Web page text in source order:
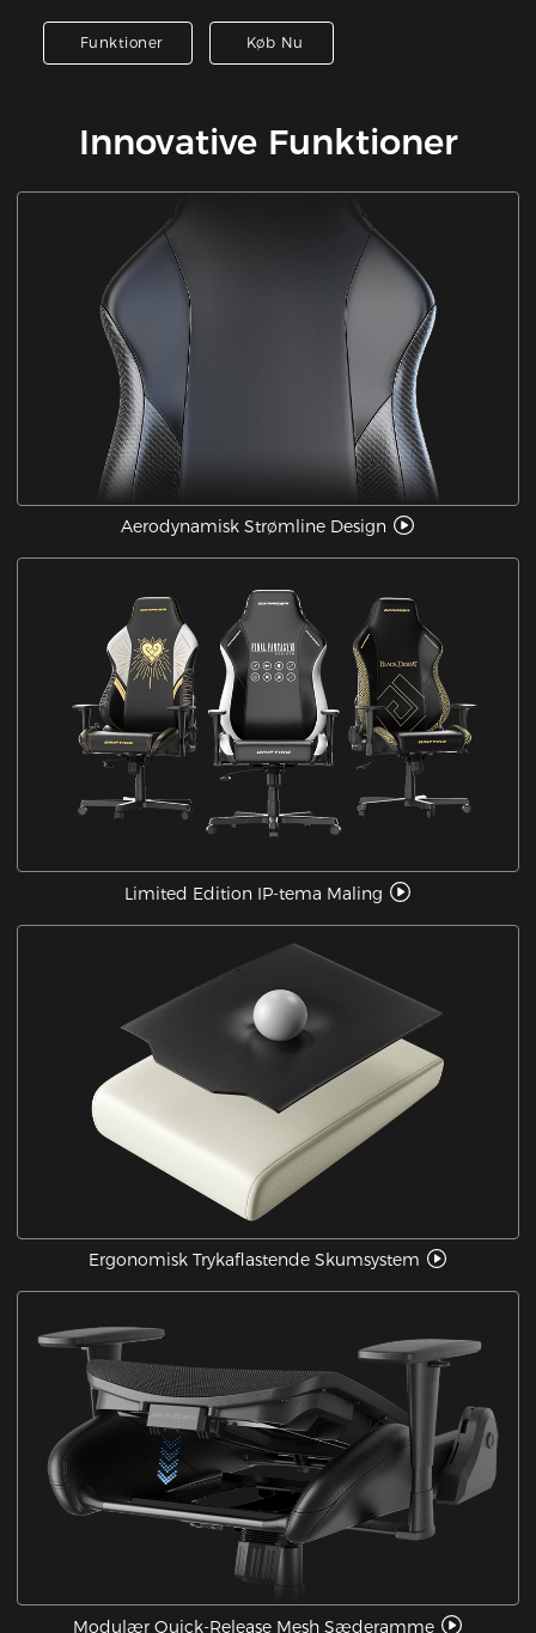
Funktioner Køb Nu
Innovative Funktioner
Aerodynamisk Strømline Design
Limited Edition IP-tema Maling
Ergonomisk Trykaflastende Skumsystem
Modulær Quick-Release Mesh Sæderamme